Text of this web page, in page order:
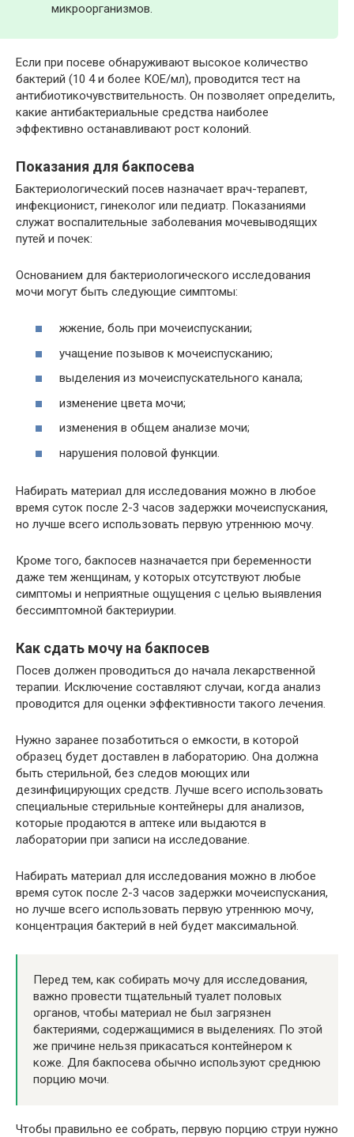
микроорганизмов.
Если при посеве обнаруживают высокое количество
бактерий (10 4 и более КОЕ/мл), проводится тест на
антибиотикочувствительность. Он позволяет определить,
какие антибактериальные средства наиболее
эффективно останавливают рост колоний.
Показания для бакпосева
Бактериологический посев назначает врач-терапевт,
инфекционист, гинеколог или педиатр. Показаниями
служат воспалительные заболевания мочевыводящих
путей и почек:
Основанием для бактериологического исследования
мочи могут быть следующие симптомы:
жжение, боль при мочеиспускании;
учащение позывов к мочеиспусканию;
выделения из мочеиспускательного канала;
изменение цвета мочи;
изменения в общем анализе мочи;
нарушения половой функции.
Набирать материал для исследования можно в любое
время суток после 2-3 часов задержки мочеиспускания,
но лучше всего использовать первую утреннюю мочу.
Кроме того, бакпосев назначается при беременности
даже тем женщинам, у которых отсутствуют любые
симптомы и неприятные ощущения с целью выявления
бессимптомной бактериурии.
Как сдать мочу на бакпосев
Посев должен проводиться до начала лекарственной
терапии. Исключение составляют случаи, когда анализ
проводится для оценки эффективности такого лечения.
Нужно заранее позаботиться о емкости, в которой
образец будет доставлен в лабораторию. Она должна
быть стерильной, без следов моющих или
дезинфицирующих средств. Лучше всего использовать
специальные стерильные контейнеры для анализов,
которые продаются в аптеке или выдаются в
лаборатории при записи на исследование.
Набирать материал для исследования можно в любое
время суток после 2-3 часов задержки мочеиспускания,
но лучше всего использовать первую утреннюю мочу,
концентрация бактерий в ней будет максимальной.
Перед тем, как собирать мочу для исследования,
важно провести тщательный туалет половых
органов, чтобы материал не был загрязнен
бактериями, содержащимися в выделениях. По этой
же причине нельзя прикасаться контейнером к
коже. Для бакпосева обычно используют среднюю
порцию мочи.
Чтобы правильно ее собрать, первую порцию струи нужно